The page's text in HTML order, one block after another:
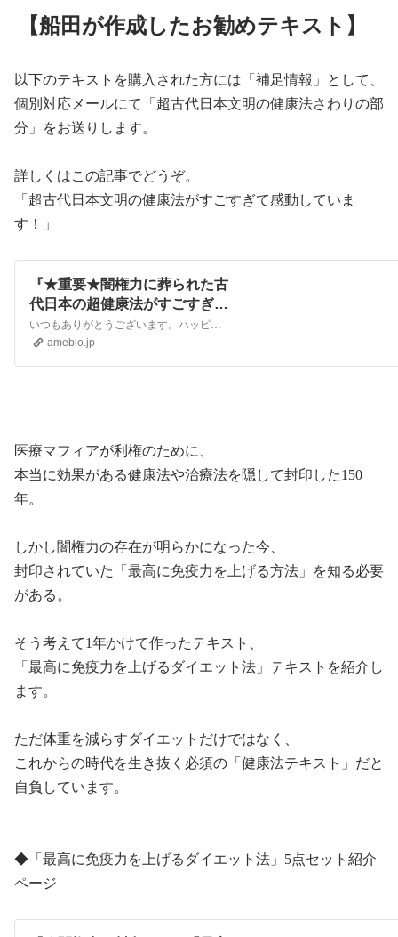
【船田が作成したお勧めテキスト】
以下のテキストを購入された方には「補足情報」として、
個別対応メールにて「超古代日本文明の健康法さわりの部
分」をお送りします。
詳しくはこの記事でどうぞ。
「超古代日本文明の健康法がすごすぎて感動していま
す！」
『★重要★闇権力に葬られた古
代日本の超健康法がすごすぎて
感動です！』
いつもありがとうございます。ハッピーダイエットライフの船田です。 ただいま薬草の健康効果と、ある種の治療法を書いた「自然の力で健康になる方法」テキストを作成中…
ameblo.jp
医療マフィアが利権のために、
本当に効果がある健康法や治療法を隠して封印した150
年。
しかし闇権力の存在が明らかになった今、
封印されていた「最高に免疫力を上げる方法」を知る必要
がある。
そう考えて1年かけて作ったテキスト、
「最高に免疫力を上げるダイエット法」テキストを紹介し
ます。
ただ体重を減らすダイエットだけではなく、
これからの時代を生き抜く必須の「健康法テキスト」だと
自負しています。
◆ 「最高に免疫力を上げるダイエット法」 5点セット紹介
ページ